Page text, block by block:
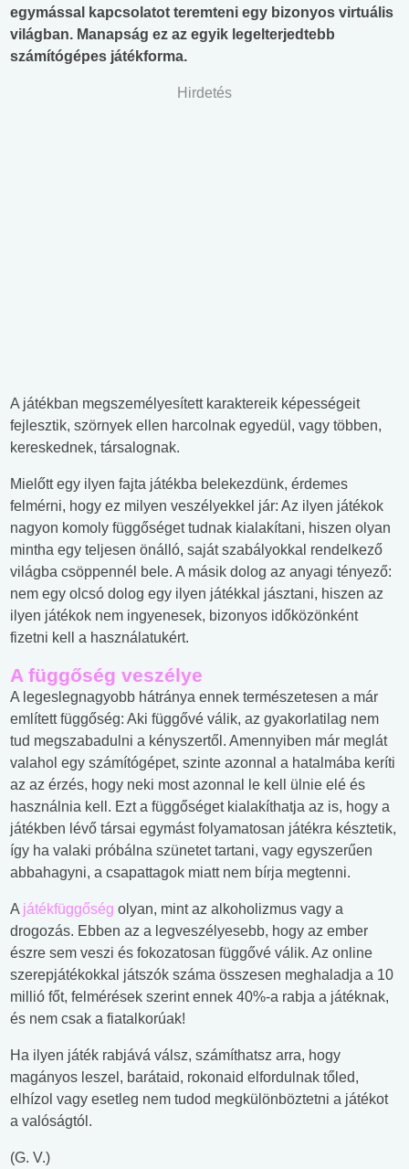
egymással kapcsolatot teremteni egy bizonyos virtuális
világban. Manapság ez az egyik legelterjedtebb
számítógépes játékforma.
Hirdetés
A játékban megszemélyesített karaktereik képességeit
fejlesztik, szörnyek ellen harcolnak egyedül, vagy többen,
kereskednek, társalognak.
Mielőtt egy ilyen fajta játékba belekezdünk, érdemes
felmérni, hogy ez milyen veszélyekkel jár: Az ilyen játékok
nagyon komoly függőséget tudnak kialakítani, hiszen olyan
mintha egy teljesen önálló, saját szabályokkal rendelkező
világba csöppennél bele. A másik dolog az anyagi tényező:
nem egy olcsó dolog egy ilyen játékkal jásztani, hiszen az
ilyen játékok nem ingyenesek, bizonyos időközönként
fizetni kell a használatukért.
A függőség veszélye
A legeslegnagyobb hátránya ennek természetesen a már
említett függőség: Aki függővé válik, az gyakorlatilag nem
tud megszabadulni a kényszertől. Amennyiben már meglát
valahol egy számítógépet, szinte azonnal a hatalmába keríti
az az érzés, hogy neki most azonnal le kell ülnie elé és
használnia kell. Ezt a függőséget kialakíthatja az is, hogy a
játékben lévő társai egymást folyamatosan játékra késztetik,
így ha valaki próbálna szünetet tartani, vagy egyszerűen
abbahagyni, a csapattagok miatt nem bírja megtenni.
A játékfüggőség olyan, mint az alkoholizmus vagy a
drogozás. Ebben az a legveszélyesebb, hogy az ember
észre sem veszi és fokozatosan függővé válik. Az online
szerepjátékokkal játszók száma összesen meghaladja a 10
millió főt, felmérések szerint ennek 40%-a rabja a játéknak,
és nem csak a fiatalkorúak!
Ha ilyen játék rabjává válsz, számíthatsz arra, hogy
magányos leszel, barátaid, rokonaid elfordulnak tőled,
elhízol vagy esetleg nem tudod megkülönböztetni a játékot
a valóságtól.
(G. V.)